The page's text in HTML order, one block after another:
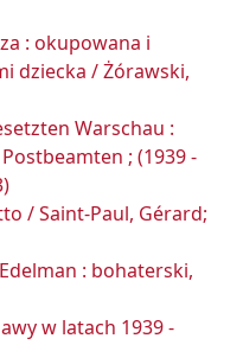
: okupowana i
dziecka / Żórawski,
Warschau :
; (1939 -
/ Saint-Paul, Gérard;
: bohaterski,
w latach 1939 -